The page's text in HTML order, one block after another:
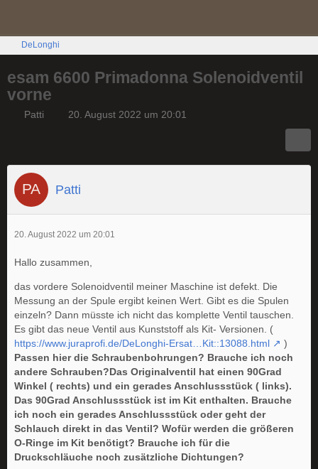
DeLonghi
esam 6600 Primadonna Solenoidventil
vorne
Patti 20. August 2022 um 20:01
Patti
20. August 2022 um 20:01
Hallo zusammen,
das vordere Solenoidventil meiner Maschine ist defekt. Die
Messung an der Spule ergibt keinen Wert. Gibt es die Spulen
einzeln? Dann müsste ich nicht das komplette Ventil tauschen.
Es gibt das neue Ventil aus Kunststoff als Kit- Versionen. (
https://www.juraprofi.de/DeLonghi-Ersat…Kit::13088.html
)
Passen hier die Schraubenbohrungen? Brauche ich noch
andere Schrauben?Das Originalventil hat einen 90Grad
Winkel ( rechts) und ein gerades Anschlussstück ( links).
Das 90Grad Anschlussstück ist im Kit enthalten. Brauche
ich noch ein gerades Anschlussstück oder geht der
Schlauch direkt in das Ventil? Wofür werden die größeren
O-Ringe im Kit benötigt? Brauche ich für die
Druckschläuche noch zusätzliche Dichtungen?